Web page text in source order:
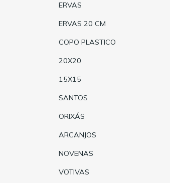
ERVAS
ERVAS 20 CM
COPO PLASTICO
20X20
15X15
SANTOS
ORIXÁS
ARCANJOS
NOVENAS
VOTIVAS